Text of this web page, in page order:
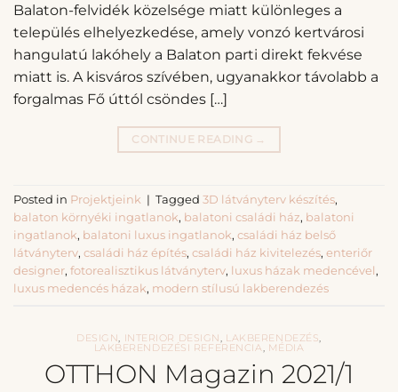
Balaton-felvidék közelsége miatt különleges a
település elhelyezkedése, amely vonzó kertvárosi
hangulatú lakóhely a Balaton parti direkt fekvése
miatt is. A kisváros szívében, ugyanakkor távolabb a
forgalmas Fő úttól csöndes […]
CONTINUE READING →
Posted in Projektjeink | Tagged 3D látványterv készítés,
balaton környéki ingatlanok, balatoni családi ház, balatoni
ingatlanok, balatoni luxus ingatlanok, családi ház belső
látványterv, családi ház építés, családi ház kivitelezés, enteriőr
designer, fotorealisztikus látványterv, luxus házak medencével ,
luxus medencés házak, modern stílusú lakberendezés
DESIGN INTERIOR DESIGN LAKBERENDEZÉS
LAKBERENDEZÉSI REFERENCIA MÉDIA
OTTHON Magazin 2021/1